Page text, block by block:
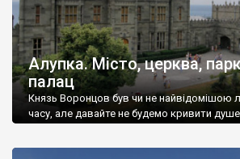
Алупка. Місто, церква,
палац
Князь Воронцов був чи не найвідомішою
часу, але давайте не будемо кривити